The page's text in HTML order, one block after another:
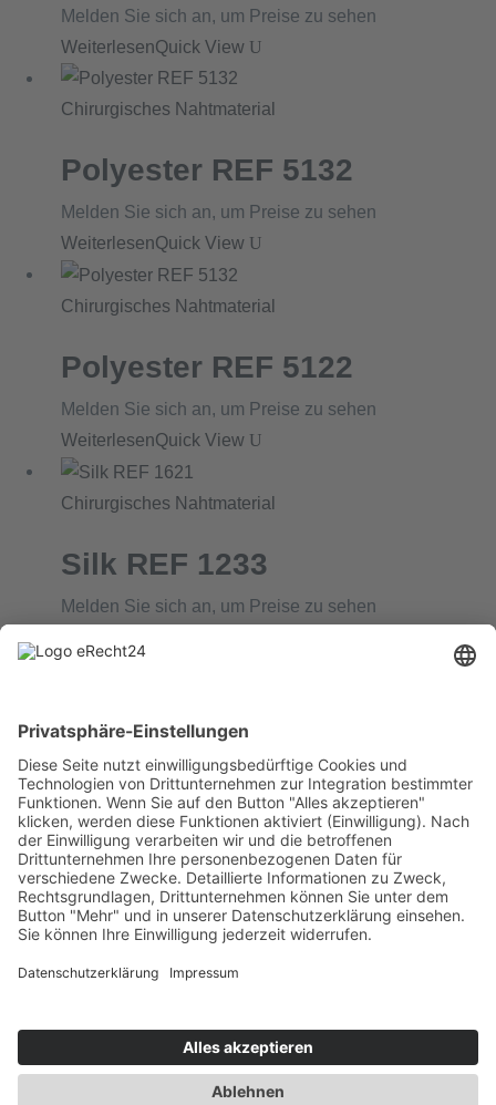
Melden Sie sich an, um Preise zu sehen
WeiterlesenQuick View
Chirurgisches Nahtmaterial
Polyester REF 5132
Melden Sie sich an, um Preise zu sehen
WeiterlesenQuick View
Chirurgisches Nahtmaterial
Polyester REF 5122
Melden Sie sich an, um Preise zu sehen
WeiterlesenQuick View
Chirurgisches Nahtmaterial
Silk REF 1233
Melden Sie sich an, um Preise zu sehen
Silk REF 1123
Melden Sie sich an, um Preise zu sehen
WeiterlesenQuick View
1
2
3
Next